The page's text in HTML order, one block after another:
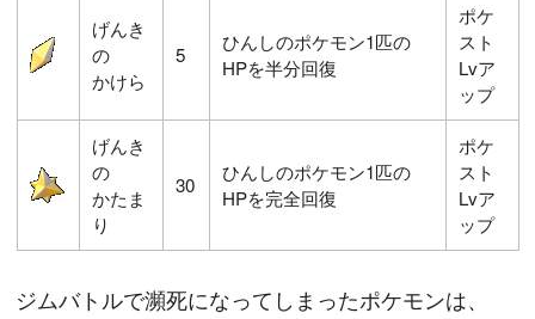
げんき
の
かけら
5
ひんしのポケモン1匹の
HPを半分回復
ポケ
スト
Lvア
ップ
げんき
の
かたま
り
30
ひんしのポケモン1匹の
HPを完全回復
ポケ
スト
Lvア
ップ
ジムバトルで瀕死になってしまったポケモンは、